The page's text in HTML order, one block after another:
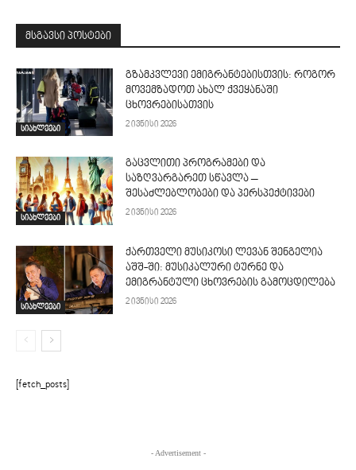
მსგავსი პოსტები
სიახლეები
გზამკვლევი ემიგრანტებისთვის: როგორ
მოვემზადოთ ახალ ქვეყანაში
ცხოვრებისათვის
2 ივნისი 2026
სიახლეები
გაცვლითი პროგრამები და
საზღვარგარეთ სწავლა –
შესაძლებლობები და პერსპექტივები
2 ივნისი 2026
სიახლეები
ქართველი მუსიკოსი ლევან შენგელია
აშშ-ში: მუსიკალური ტურნე და
ემიგრანტული ცხოვრების გამოცდილება
2 ივნისი 2026
[fetch_posts]
- Advertisement -